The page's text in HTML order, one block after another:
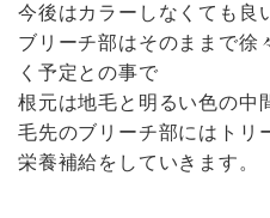
今後はカラーしなくても良
ブリーチ部はそのままで徐
く予定との事で
根元は地毛と明るい色の中
毛先のブリーチ部にはトリ
栄養補給をしていきます。